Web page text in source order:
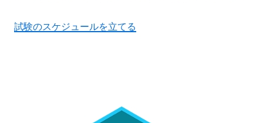
試験のスケジュールを立てる